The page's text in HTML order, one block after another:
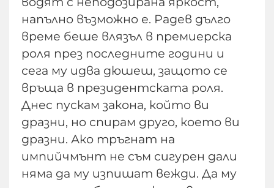
напълно възможно е. Радев дълго
време беше влязъл в премиерска
роля през последните години и
сега му идва дюшеш, защото се
връща в президентската роля.
Днес пускам закона, който ви
дразни, но спирам друго, което ви
дразни. Ако тръгнат на
импийчмънт не съм сигурен дали
няма да му изпишат вежди. Да му